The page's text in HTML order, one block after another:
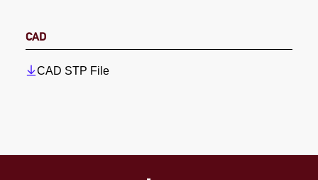
CAD
CAD STP File